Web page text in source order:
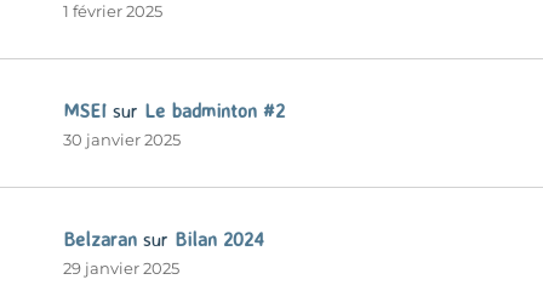
1 février 2025
MSEI sur Le badminton #2
30 janvier 2025
Belzaran sur Bilan 2024
29 janvier 2025